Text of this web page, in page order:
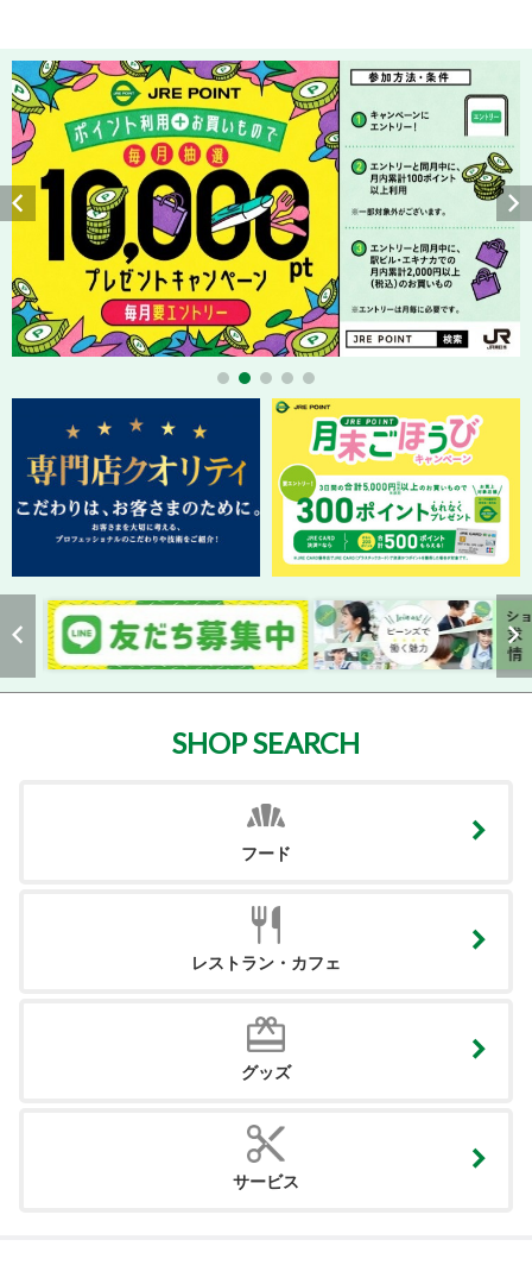
SHOP SEARCH
フード
レストラン・カフェ
グッズ
サービス